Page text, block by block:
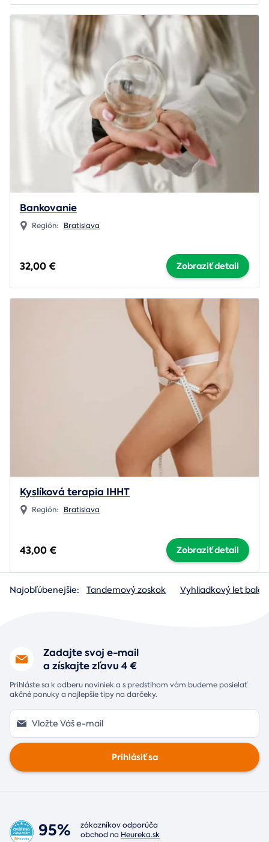
Bankovanie
Región: Bratislava
32,00 € Zobraziť detail
Kyslíková terapia IHHT
Región: Bratislava
43,00 € Zobraziť detail
Najobľúbenejšie: Tandemový zoskok Vyhliadkový let
Zadajte svoj e-mail
a získajte zľavu 4 €
Prihláste sa k odberu noviniek a s predstihom vám budeme posielať
akčné ponuky a najlepšie tipy na darčeky.
Prihlásiť sa
95%
zákazníkov odporúča
obchod na Heureka.sk